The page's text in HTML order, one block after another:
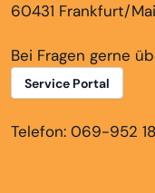
60431 Frankfurt/
Bei Fragen gerne
Service Portal
Telefon: 069-952